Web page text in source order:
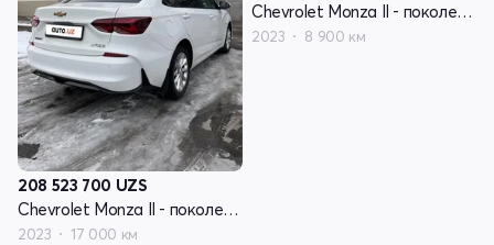
208 523 700 UZS
Chevrolet Monza II - поколение рестайлинг
2023 17 000 км
Chevrolet Monza II - поколение рестайлинг
2023 8 900 км